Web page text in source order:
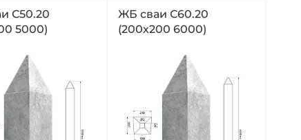
С50.20
5000)
ЖБ сваи С60.20
(200х200 6000)